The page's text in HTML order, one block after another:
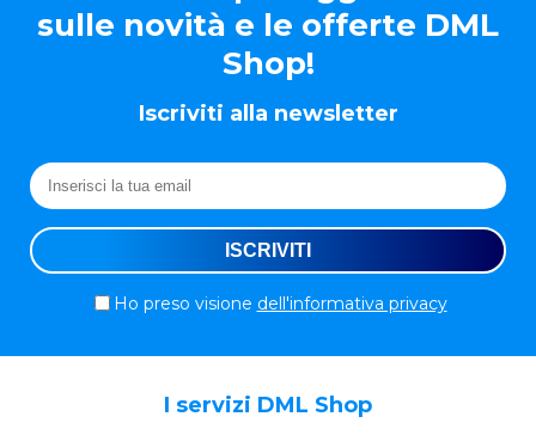
sulle novità e le offerte DML
Shop!
Iscriviti alla newsletter
Ho preso visione dell'informativa privacy
I servizi DML Shop